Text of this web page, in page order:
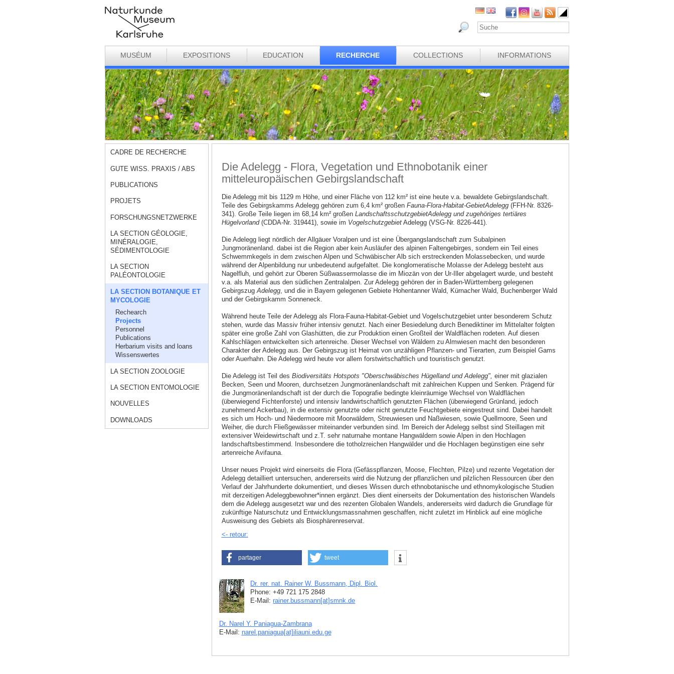
MUSÉUM EXPOSITIONS EDUCATION RECHERCHE COLLECTIONS INFORMATIONS
CADRE DE RECHERCHE
GUTE WISS. PRAXIS / ABS
PUBLICATIONS
PROJETS
FORSCHUNGSNETZWERKE
LA SECTION GÉOLOGIE,
MINÉRALOGIE,
SÉDIMENTOLOGIE
LA SECTION
PALÉONTOLOGIE
LA SECTION BOTANIQUE ET
MYCOLOGIE
Rechearch
Projects
Personnel
Publications
Herbarium visits and loans
Wissenswertes
LA SECTION ZOOLOGIE
LA SECTION ENTOMOLOGIE
NOUVELLES
DOWNLOADS
Die Adelegg - Flora, Vegetation und Ethnobotanik einer
mitteleuropäischen Gebirgslandschaft
Die Adelegg mit bis 1129 m Höhe, und einer Fläche von 112 km² ist eine heute v.a. bewaldete Gebirgslandschaft.
Teile des Gebirgskamms Adelegg gehören zum 6,4 km² großen Fauna-Flora-Habitat-GebietAdelegg(FFH-Nr. 8326-
341). Große Teile liegen im 68,14 km² großen LandschaftsschutzgebietAdelegg und zugehöriges tertiäres
Hügelvorland(CDDA-Nr. 319441), sowie im VogelschutzgebietAdelegg (VSG-Nr. 8226-441).
Die Adelegg liegt nördlich der Allgäuer Voralpen und ist eine Übergangslandschaft zum Subalpinen
Jungmoränenland. dabei ist die Region aber kein Ausläufer des alpinen Faltengebirges, sondern ein Teil eines
Schwemmkegels in dem zwischen Alpen und Schwäbischer Alb sich erstreckenden Molassebecken, und wurde
während der Alpenbildung nur unbedeutend aufgefaltet. Die konglomeratische Molasse der Adelegg besteht aus
Nagelfluh, und gehört zur Oberen Süßwassermolasse die im Miozän von der Ur-Iller abgelagert wurde, und besteht
v.a. als Material aus den südlichen Zentralalpen. Zur Adelegg gehören der in Baden-Württemberg gelegenen
GebirgszugAdelegg, und die in Bayern gelegenen Gebiete Hohentanner Wald, Kürnacher Wald, Buchenberger Wald
und der Gebirgskamm Sonneneck.
Während heute Teile der Adelegg als Flora-Fauna-Habitat-Gebiet und Vogelschutzgebiet unter besonderem Schutz
stehen, wurde das Massiv früher intensiv genutzt. Nach einer Besiedelung durch Benediktiner im Mittelalter folgten
später eine große Zahl von Glashütten, die zur Produktion einen Großteil der Waldflächen rodeten. Auf diesen
Kahlschlägen entwickelten sich artenreiche. Dieser Wechsel von Wäldern zu Almwiesen macht den besonderen
Charakter der Adelegg aus. Der Gebirgszug ist Heimat von unzähligen Pflanzen- und Tierarten, zum Beispiel Gams
oder Auerhahn. Die Adelegg wird heute vor allem forstwirtschaftlich und touristisch genutzt.
Die Adelegg ist Teil des Biodiversitäts Hotspots "Oberschwäbisches Hügelland und Adelegg", einer mit glazialen
Becken, Seen und Mooren, durchsetzen Jungmoränenlandschaft mit zahlreichen Kuppen und Senken. Prägend für
die Jungmoränenlandschaft ist der durch die Topografie bedingte kleinräumige Wechsel von Waldflächen
(überwiegend Fichtenforste) und intensiv landwirtschaftlich genutzten Flächen (überwiegend Grünland, jedoch
zunehmend Ackerbau), in die extensiv genutzte oder nicht genutzte Feuchtgebiete eingestreut sind. Dabei handelt
es sich um Hoch- und Niedermoore mit Moorwäldern, Streuwiesen und Naßwiesen, sowie Quellmoore, Seen und
Weiher, die durch Fließgewässer miteinander verbunden sind. Im Bereich der Adelegg selbst sind Steillagen mit
extensiver Weidewirtschaft und z.T. sehr naturnahe montane Hangwäldern sowie Alpen in den Hochlagen
landschaftsbestimmend. Insbesondere die totholzreichen Hangwälder und die Hochlagen begünstigen eine sehr
artenreiche Avifauna.
Unser neues Projekt wird einerseits die Flora (Gefässpflanzen, Moose, Flechten, Pilze) und rezente Vegetation der
Adelegg detailliert untersuchen, andererseits wird die Nutzung der pflanzlichen und pilzlichen Ressourcen über den
Verlauf der Jahrhunderte dokumentiert, und dieses Wissen durch ethnobotanische und ethnomykologische Studien
mit derzeitigen Adeleggbewohner*innen ergänzt. Dies dient einerseits der Dokumentation des historischen Wandels
dem die Adelegg ausgesetzt war und des rezenten Globalen Wandels, andererseits wird dadurch die Grundlage für
zukünftige Naturschutz und Entwicklungsmassnahmen geschaffen, nicht zuletzt im Hinblick auf eine mögliche
Ausweisung des Gebiets als Biosphärenreservat.
<- retour:
partager tweet
Dr. rer. nat. Rainer W. Bussmann, Dipl. Biol.
Phone: +49 721 175 2848
E-Mail:rainer.bussmann[at]smnk .de
Dr. Narel Y. Paniagua-Zambrana
E-Mail: narel.paniagua[at]iliauni.edu. ge